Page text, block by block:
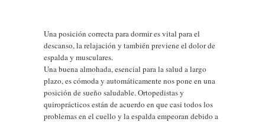
Una posición correcta para dormir es vital para el
descanso, la relajación y también previene el dolor de
espalda y musculares.
Una buena almohada, esencial para la salud a largo
plazo, es cómoda y automáticamente nos pone en una
posición de sueño saludable. Ortopedistas y
quiroprácticos están de acuerdo en que casi todos los
problemas en el cuello y la espalda empeoran debido a